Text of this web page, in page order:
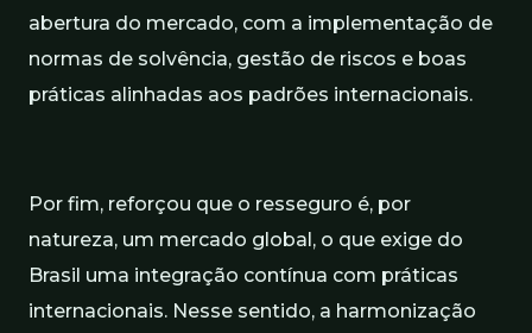
abertura do mercado, com a implementação de
normas de solvência, gestão de riscos e boas
práticas alinhadas aos padrões internacionais.
Por fim, reforçou que o resseguro é, por
natureza, um mercado global, o que exige do
Brasil uma integração contínua com práticas
internacionais. Nesse sentido, a harmonização